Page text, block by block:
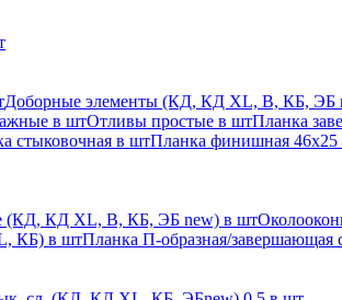
Доборные элементы (КД, КД XL, В, КБ, ЭБ
в штОтливы простые в штПланка
стыковочная в штПланка финишная 46х25
(КД, КД XL, В, КБ, ЭБ new) в шт
КБ) в штПланка П-образная/